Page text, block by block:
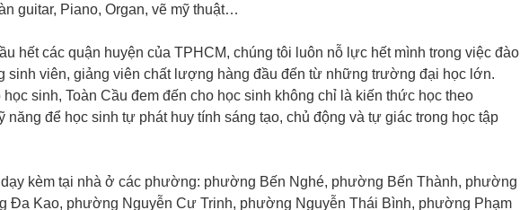
guitar, Piano, Organ, vẽ mỹ thuật…
hết các quận huyện của TPHCM, chúng tôi luôn nỗ lực hết mình trong việc đào
sinh viên, giảng viên chất lượng hàng đầu đến từ những trường đại học lớn.
sinh, Toàn Cầu đem đến cho học sinh không chỉ là kiến thức học theo
để học sinh tự phát huy tính sáng tạo, chủ động và tự giác trong học tập
kèm tại nhà ở các phường: phường Bến Nghé, phường Bến Thành, phường
Đa Kao, phường Nguyễn Cư Trinh, phường Nguyễn Thái Bình, phường Phạm